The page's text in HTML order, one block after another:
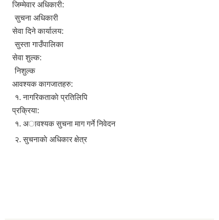
जिम्मेवार अधिकारी:
सुचना अधिकारी
सेवा दिने कार्यालय:
सुस्ता गाउँपालिका
सेवा शुल्क:
निशुल्क
आवश्यक कागजातहरु:
१. नागरिकताकाे प्रतिलिपि
प्रक्रिया:
१. अावश्यक सुचना माग गर्ने निवेदन
२. सुचनाकाे अधिकार क्षेत्र